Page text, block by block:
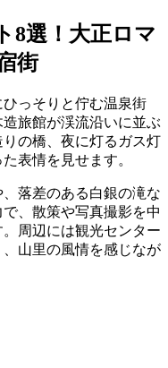
8選！大正ロマ
街
っそりと佇む温泉街
旅館が渓流沿いに並ぶ
の橋、夜に灯るガス灯
表情を見せます。
落差のある白銀の滝な
、散策や写真撮影を中
周辺には観光センター
、山里の風情を感じなが